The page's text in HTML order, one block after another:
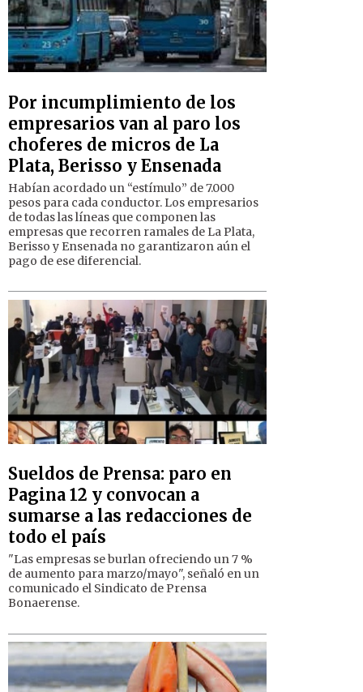
Por incumplimiento de los
empresarios van al paro los
choferes de micros de La
Plata, Berisso y Ensenada
Habían acordado un “estímulo” de 7.000
pesos para cada conductor. Los empresarios
de todas las líneas que componen las
empresas que recorren ramales de La Plata,
Berisso y Ensenada no garantizaron aún el
pago de ese diferencial.
Sueldos de Prensa: paro en
Pagina 12 y convocan a
sumarse a las redacciones de
todo el país
"Las empresas se burlan ofreciendo un 7 %
de aumento para marzo/mayo", señaló en un
comunicado el Sindicato de Prensa
Bonaerense.